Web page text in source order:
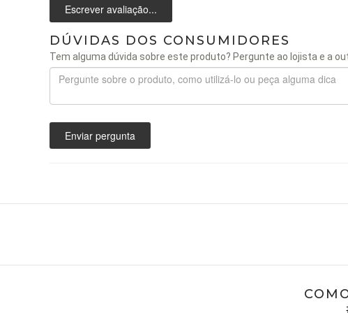
Escrever avaliação...
DÚVIDAS DOS CONSUMIDORES
Tem alguma dúvida sobre este produto? Pergunte ao lojista e a
Enviar pergunta